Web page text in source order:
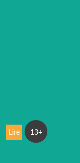
Lire 13+